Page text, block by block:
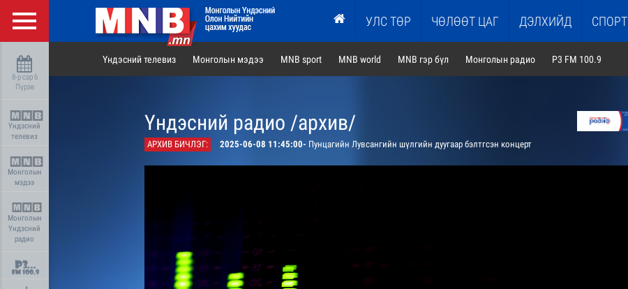
УЛС ТӨР ЧӨЛӨӨТ ЦАГ ДЭЛХИЙД СПОРТ
8-р сар 6
Пүрэв
Үндэсний
телевиз
Монголын
мэдээ
Монголын
Үндэсний
радио
Үндэсний телевиз Монголын мэдээ MNB sport MNB world MNB гэр бүл Монголын радио P3 FM 100.9
Үндэсний радио /архив/
АРХИВ БИЧЛЭГ: 2025-06-08 11:45:00- Пунцагийн Лувсангийн шүлгийн дуугаар бэлтгсэн концерт